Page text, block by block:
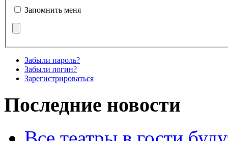
Запомнить меня
Забыли пароль?
Забыли логин?
Зарегистрироваться
Последние новости